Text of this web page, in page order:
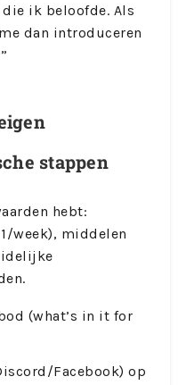
ik beloofde. Als
dan introduceren
stappen
hebt:
week), middelen
(what’s in it for
Facebook) op